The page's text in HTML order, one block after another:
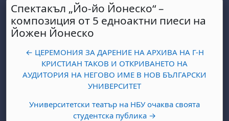
Спектакъл „Йо-йо Йонеско“ –
композиция от 5 едноактни пиеси на
Йожен Йонеско
← ЦЕРЕМОНИЯ ЗА ДАРЕНИЕ НА АРХИВА НА Г-Н
КРИСТИАН ТАКОВ И ОТКРИВАНЕТО НА
АУДИТОРИЯ НА НЕГОВО ИМЕ В НОВ БЪЛГАРСКИ
УНИВЕРСИТЕТ
Университетски театър на НБУ очаква своята
студентска публика →